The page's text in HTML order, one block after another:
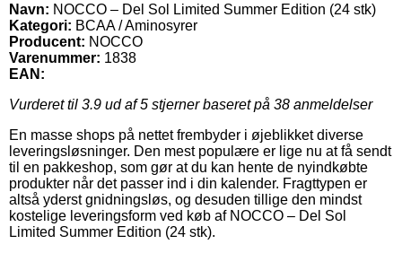
Navn: NOCCO – Del Sol Limited Summer Edition (24 stk)
Kategori: BCAA / Aminosyrer
Producent: NOCCO
Varenummer: 1838
EAN:
Vurderet til 3.9 ud af 5 stjerner baseret på 38 anmeldelser
En masse shops på nettet frembyder i øjeblikket diverse
leveringsløsninger. Den mest populære er lige nu at få sendt
til en pakkeshop, som gør at du kan hente de nyindkøbte
produkter når det passer ind i din kalender. Fragttypen er
altså yderst gnidningsløs, og desuden tillige den mindst
kostelige leveringsform ved køb af NOCCO – Del Sol
Limited Summer Edition (24 stk).